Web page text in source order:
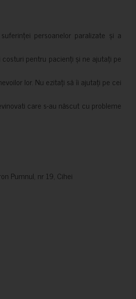
persoanelor paralizate și a
pentru pacienți și ne ajutați pe
lor. Nu ezitați să îi ajutați pe cei
care s-au născut cu probleme
nr 19, Cihei